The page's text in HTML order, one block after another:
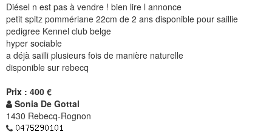
Diésel n est pas à vendre ! bien lire l annonce
petit spitz pommériane 22cm de 2 ans disponible pour saillie
pedigree Kennel club belge
hyper sociable
a déjà sailli plusieurs fois de manière naturelle
disponible sur rebecq
Prix : 400 €
Sonia De Gottal
1430 Rebecq-Rognon